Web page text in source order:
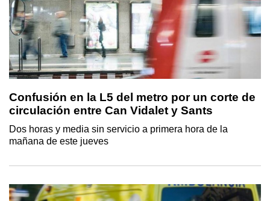
Confusión en la L5 del metro por un corte de
circulación entre Can Vidalet y Sants
Dos horas y media sin servicio a primera hora de la
mañana de este jueves